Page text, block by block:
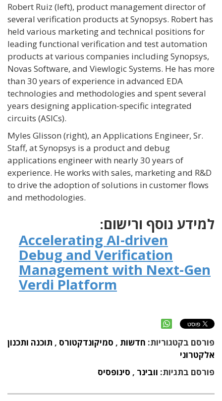
Robert Ruiz (left), product management director of
several verification products at Synopsys. Robert has
held various marketing and technical positions for
leading functional verification and test automation
products at various companies including Synopsys,
Novas Software, and Viewlogic Systems. He has more
than 30 years of experience in advanced EDA
technologies and methodologies and spent several
years designing application-specific integrated
circuits (ASICs).
Myles Glisson (right), an Applications Engineer, Sr.
Staff, at Synopsys is a product and debug
applications engineer with nearly 30 years of
experience. He works with sales, marketing and R&D
to drive the adoption of solutions in customer flows
and methodologies.
למידע נוסף ורישום:
Accelerating AI-driven
Debug and Verification
Management with Next-Gen
Verdi Platform
פורסם בקטגוריות: חדשות , סמיקונדקטורס , תוכנה ותכנון
אלקטרוני
פורסם בתגיות: וובינר , סינופסיס